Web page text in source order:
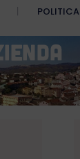
POLITICA